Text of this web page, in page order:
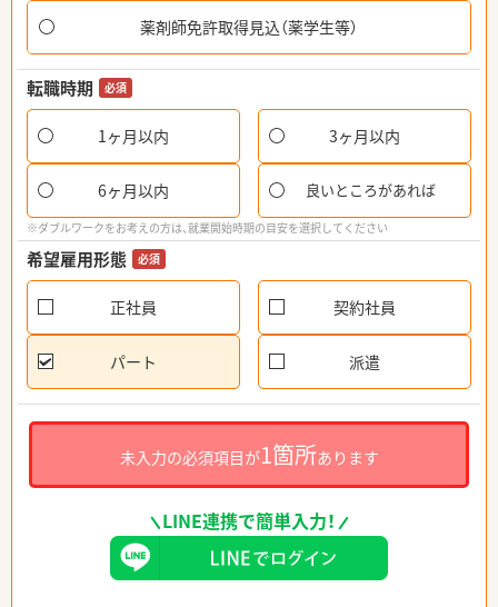
薬剤師免許取得見込（薬学生等）
転職時期 必須
1ヶ月以内 3ヶ月以内
6ヶ月以内 良いところがあれば
※ダブルワークをお考えの方は、就業開始時期の目安を選択してください
希望雇用形態 必須
正社員 契約社員
パート 派遣
未入力の必須項目が1箇所あります
LINE連携で簡単入力！